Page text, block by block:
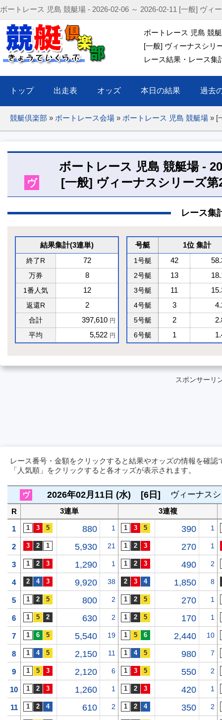
ボートレース 児島 競艇場 - 2026-02-06 ～ 2026-02-11 [一般] ヴィ
ボートレース 児島 競
[一般] ヴィーナスシリ
レース結果・レース集
トップ 出走表 オッズ 本日の結果 過去
競艇倶楽部 » ボートレース会場 » ボートレース 児島 競艇場 » [
ボートレース 児島 競艇場 -
ヴ [一般] ヴィーナスシリーズ
レース集
結果集計(3連単)
終了R 72
万券 8
1番人気 12
返還R 2
合計 397,610 円
平均 5,522 円
号艇 1位 集計
1号艇 42
2号艇 13
3号艇 11
4号艇 3
5号艇 2
6号艇 1
スポンサーリ
レース番号・金額をクリックすると結果やオッズの情報を確認
「人気順」をクリックすると各オッズが表示されます。
ヴ 2026年02月11日 (水) [6日] ヴィーナス
R 3連単 3連複
1 880 1 390 1
2 5,930 21 270 1
3 1,290 1 490 2
4 9,920 38 1,850 8
5 800 2 270 1
6 630 2 170 1
7 5,540 19 2,440 10
8 2,150 11 980 7
9 2,120 6 550 2
10 1,260 1 420 1
11 610 2 350 2